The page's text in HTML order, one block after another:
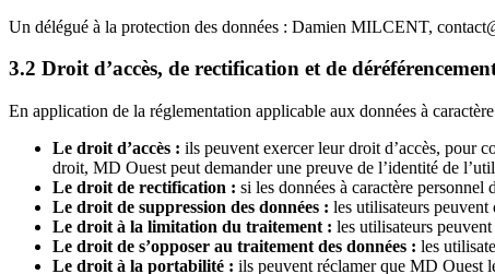
Un délégué à la protection des données : Damien MILCENT,
3.2 Droit d’accès, de rectification et de
En application de la réglementation applicable aux données à
Le droit d’accès : ils peuvent exercer leur droit d’accès, pour
droit, MD Ouest peut demander une preuve de l’identité de
Le droit de rectification : si les données à caractère
Le droit de suppression des données : les utilisateurs peuvent
Le droit à la limitation du traitement : les utilisateurs
Le droit de s’opposer au traitement des données : les
Le droit à la portabilité : ils peuvent réclamer que MD Ouest